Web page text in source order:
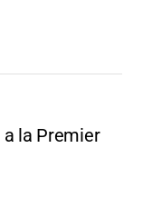
a la Premier